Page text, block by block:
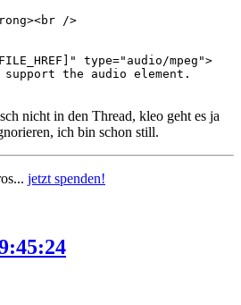
/>
type="audio/mpeg">
support the audio element.
nicht in den Thread, kleo geht es ja
ich bin schon still.
jetzt spenden!